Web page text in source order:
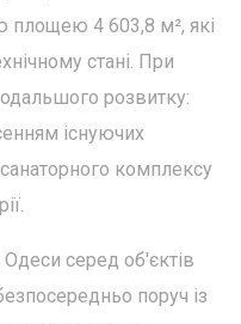
площею 4 603,8 м², які
стані. При
розвитку:
існуючих
комплексу
серед об'єктів
поруч із